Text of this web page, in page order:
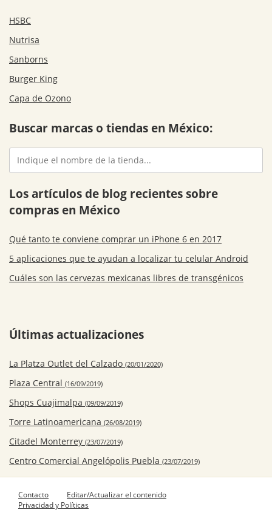
HSBC
Nutrisa
Sanborns
Burger King
Capa de Ozono
Buscar marcas o tiendas en México:
Los artículos de blog recientes sobre
compras en México
Qué tanto te conviene comprar un iPhone 6 en 2017
5 aplicaciones que te ayudan a localizar tu celular Android
Cuáles son las cervezas mexicanas libres de transgénicos
Últimas actualizaciones
La Platza Outlet del Calzado (20/01/2020)
Plaza Central (16/09/2019)
Shops Cuajimalpa (09/09/2019)
Torre Latinoamericana (26/08/2019)
Citadel Monterrey (23/07/2019)
Centro Comercial Angelópolis Puebla (23/07/2019)
Contacto
Editar/Actualizar el contenido
Privacidad y Políticas